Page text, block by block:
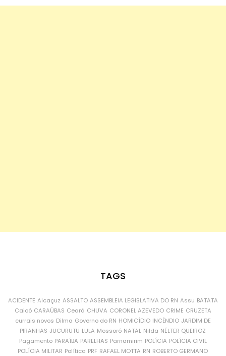
TAGS
ACIDENTE Alcaçuz ASSALTO ASSEMBLEIA LEGISLATIVA DO RN Assu BATATA
Caicó CARAÚBAS Ceará CHUVA CORONEL AZEVEDO CRIME CRUZETA
currais novos Dilma Governo do RN HOMICÍDIO INCÊNDIO JARDIM DE
PIRANHAS JUCURUTU LULA Mossoró NATAL Nilda NÉLTER QUEIROZ
Pagamento PARAÍBA PARELHAS Parnamirim POLÍCIA POLÍCIA CIVIL
POLÍCIA MILITAR Política PRF RAFAEL MOTTA RN ROBERTO GERMANO